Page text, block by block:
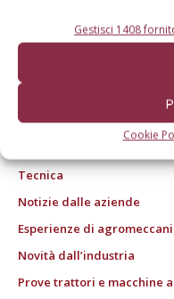
Gestisci 1408
Cookie
© Tecniche Nuove Spa. Tutti i
20157 Milano | Codice fiscale,
imprese di Milano: 00753480151
registrata presso il Tribunale di
ROC "Poste italiane Spa sped.
27/02/2004 n. 46, art.1c.1: DCB
Tecnica
Notizie dalle aziende
Esperienze di
Novità dall’industria
Prove trattori e macchine